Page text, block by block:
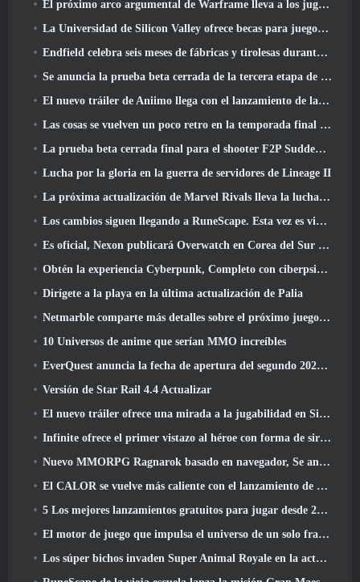
El próximo arco argumental de Warframe lleva a los jugadores a un mapa estelar completamente nuevo, El sistema Tau
La Universidad de Silicon Valley ofrece becas para juegos y algunos de los requisitos son interesantes
Endfield celebra seis meses de fábricas y tirolesas durante su próxima actualización
Se anuncia la prueba beta cerrada de la tercera etapa de las batallas de infantería de Of War Thunder
El nuevo tráiler de Aniimo llega con el lanzamiento de la última prueba beta cerrada
Las cosas se vuelven un poco retro en la temporada final 11 Actualizar
La prueba beta cerrada final para el shooter F2P Sudden Attack Zero Point de Nexon comenzó hoy
Lucha por la gloria en la guerra de servidores de Lineage II
La próxima actualización de Marvel Rivals lleva la lucha a los dioses
Los cambios siguen llegando a RuneScape. Esta vez es vivienda para jugadores
Es oficial, Nexon publicará Overwatch en Corea del Sur en el futuro
Obtén la experiencia Cyberpunk, Completo con ciberpsicosis, En el próximo evento cruzado de Apex Legends
Dirígete a la playa en la última actualización de Palia
Netmarble comparte más detalles sobre el próximo juego de nivelación en solitario, Nivelación en solitario: KARMA en la Anime Expo
10 Universos de anime que serían MMO increíbles
EverQuest anuncia la fecha de apertura del segundo 2026 Servidor de expansión con bloqueo de tiempo
Versión de Star Rail 4.4 Actualizar
El nuevo tráiler ofrece una mirada a la jugabilidad en Silver Palace
Infinite ofrece el primer vistazo al héroe con forma de sirena que llegará en SS13: Recuperación de la vista
Nuevo MMORPG Ragnarok basado en navegador, Se anuncia el universo Ragnarok
El CALOR se vuelve más caliente con el lanzamiento de un nuevo mapa del desierto
5 Los mejores lanzamientos gratuitos para jugar desde 2025, ¿Todavía vale la pena jugar? 2026?
El motor de juego que impulsa el universo de un solo fragmento de Eve Online ahora es de código abierto
Los súper bichos invaden Super Animal Royale en la actualización 'Super Natural'